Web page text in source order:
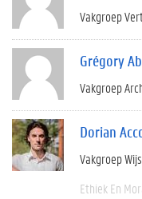
Vakgroep
Grégory
Vakgroep
Dorian
Vakgroep
Ethiek En